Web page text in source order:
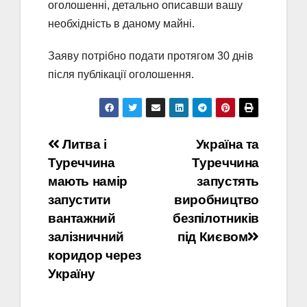
оголошенні, детально описавши вашу
необхідність в даному майні.
Заяву потрібно подати протягом 30 днів
після публікації оголошення.
Навігація
записів
Україна та
Туреччина
запустять
виробництво
безпілотників
під Києвом
Литва і
Туреччина
мають намір
запустити
вантажний
залізничний
коридор через
Україну